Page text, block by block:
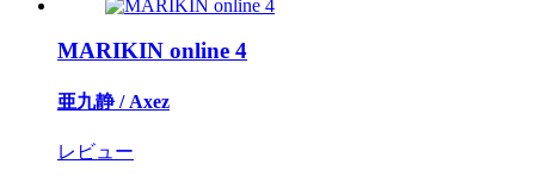
MARIKIN online 4
亜九静 / Axez
レビュー